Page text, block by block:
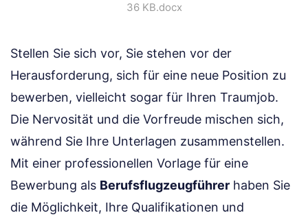
36 KB.docx
Stellen Sie sich vor, Sie stehen vor der
Herausforderung, sich für eine neue Position zu
bewerben, vielleicht sogar für Ihren Traumjob.
Die Nervosität und die Vorfreude mischen sich,
während Sie Ihre Unterlagen zusammenstellen.
Mit einer professionellen Vorlage für eine
Bewerbung als Berufsflugzeugführer haben Sie
die Möglichkeit, Ihre Qualifikationen und